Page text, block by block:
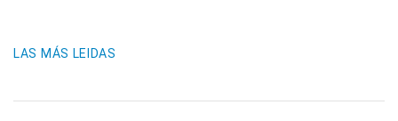
LAS MÁS LEIDAS